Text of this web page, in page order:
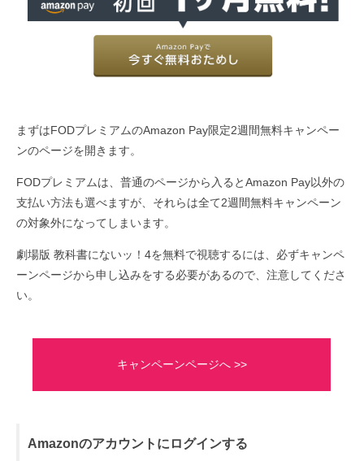
まずはFODプレミアムのAmazon Pay限定2週間無料キャンペー
ンのページを開きます。
FODプレミアムは、普通のページから入るとAmazon Pay以外の
支払い方法も選べますが、それらは全て2週間無料キャンペーン
の対象外になってしまいます。
劇場版 教科書にないッ！4を無料で視聴するには、必ずキャンペ
ーンページから申し込みをする必要があるので、注意してくださ
い。
キャンペーンページへ >>
Amazonのアカウントにログインする